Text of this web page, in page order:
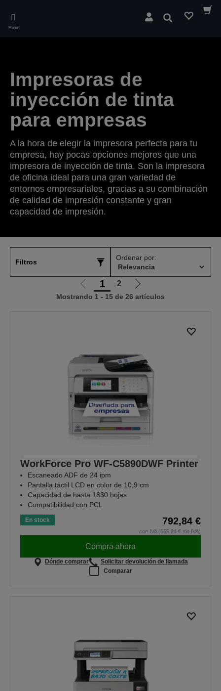
main
Menú
Buscar
Impresoras de
inyección de tinta
para empresas
A la hora de elegir la impresora perfecta para tu
empresa, hay pocas opciones mejores que una
impresora de inyección de tinta. Son la impresora
de oficina ideal para una gran variedad de
entornos empresariales, gracias a su combinación
de calidad de impresión constante y gran
capacidad de impresión.
Filtros
Ordenar por:
Ir
a
1 2
Ir
a
Mostrando 1 - 15 de 26 artículos
WorkForce Pro WF-C5890DWF Printer
Escaneado ADF de 24 ipm
Pantalla táctil LCD en color de 10,9 cm
Capacidad de hasta 1830 hojas
Compatibilidad con PCL
En stock 792,84 €
con IVA (655,24 € sin IVA)
Compra ahora
Dónde comprar
Solicitar devolución de llamada
Comparar